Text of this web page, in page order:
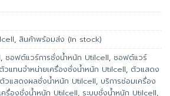
, สินค้าพร้อมส่ง (In stock)
, ซอฟต์แวร์การชั่งน้ำหนัก Utilcell, ซอฟต์แวร์
ตัวแทนจำหน่ายเครื่องชั่งน้ำหนัก Utilcell, ตัวแสดง
ตัวแสดงผลชั่งน้ำหนัก Utilcell, บริการซ่อมเครื่อง
ครื่องชั่งน้ำหนัก Utilcell, ระบบชั่งน้ำหนัก Utilcell,